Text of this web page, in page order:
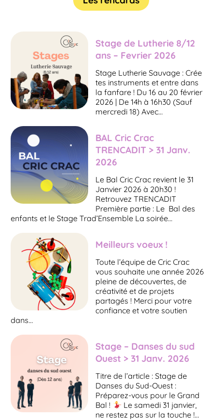
Stage de Lutherie 8/12
ans – Fevrier 2026
Stage Lutherie Sauvage : Crée
tes instruments et entre dans
la fanfare ! Du 16 au 20 février
2026 | De 14h à 16h30 (Sauf
mercredi 18) Avec…
BAL Cric Crac
TRENCADIT > 31 Janv.
2026
Le Bal Cric Crac revient le 31
Janvier 2026 à 20h30 !
Retrouvez TRENCADIT
Première partie : Le Bal des
enfants et le Stage Trad’Ensemble La soirée…
Meilleurs voeux !
Toute l’équipe de Cric Crac
vous souhaite une année 2026
pleine de découvertes, de
créativité et de projets
partagés ! Merci pour votre
confiance et votre soutien
dans…
Stage – Danses du sud
Ouest > 31 Janv. 2026
Titre de l’article : Stage de
Danses du Sud-Ouest :
Préparez-vous pour le Grand
Bal !
Le samedi 31 janvier,
ne restez pas sur la touche !…